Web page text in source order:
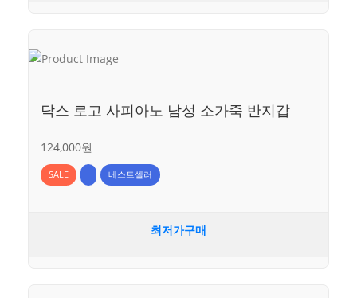
닥스 로고 사피아노 남성 소가죽 반지갑
124,000원
SALE 베스트셀러
최저가구매